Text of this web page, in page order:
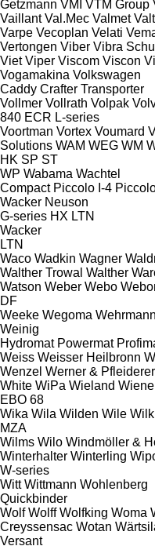
Getzmann VMI VTM Group
Vaillant Val.Mec Valmet
Varpe Vecoplan Velati
Vertongen Viber Vibra
Viet Viper Viscom Viscon
Vogamakina Volkswagen
Caddy Crafter Transporter
Vollmer Vollrath Volpak
840 ECR L-series
Voortman Vortex Voumard
Solutions WAM WEG WM
HK SP ST
WP Wabama Wachtel
Compact Piccolo I-4
Wacker Neuson
G-series HX LTN
Wacker
LTN
Waco Wadkin Wagner
Walther Trowal Walther
Watson Weber Webo
DF
Weeke Wegoma Wehrmann
Weinig
Hydromat Powermat
Weiss Weisser Heilbronn
Wenzel Werner & Pfleiderer
White WiPa Wieland
EBO 68
Wika Wila Wilden Wile Wilk
MZA
Wilms Wilo Windmöller &
Winterhalter Winterling
W-series
Witt Wittmann Wohlenberg
Quickbinder
Wolf Wolff Wolfking Woma
Creyssensac Wotan
Versant